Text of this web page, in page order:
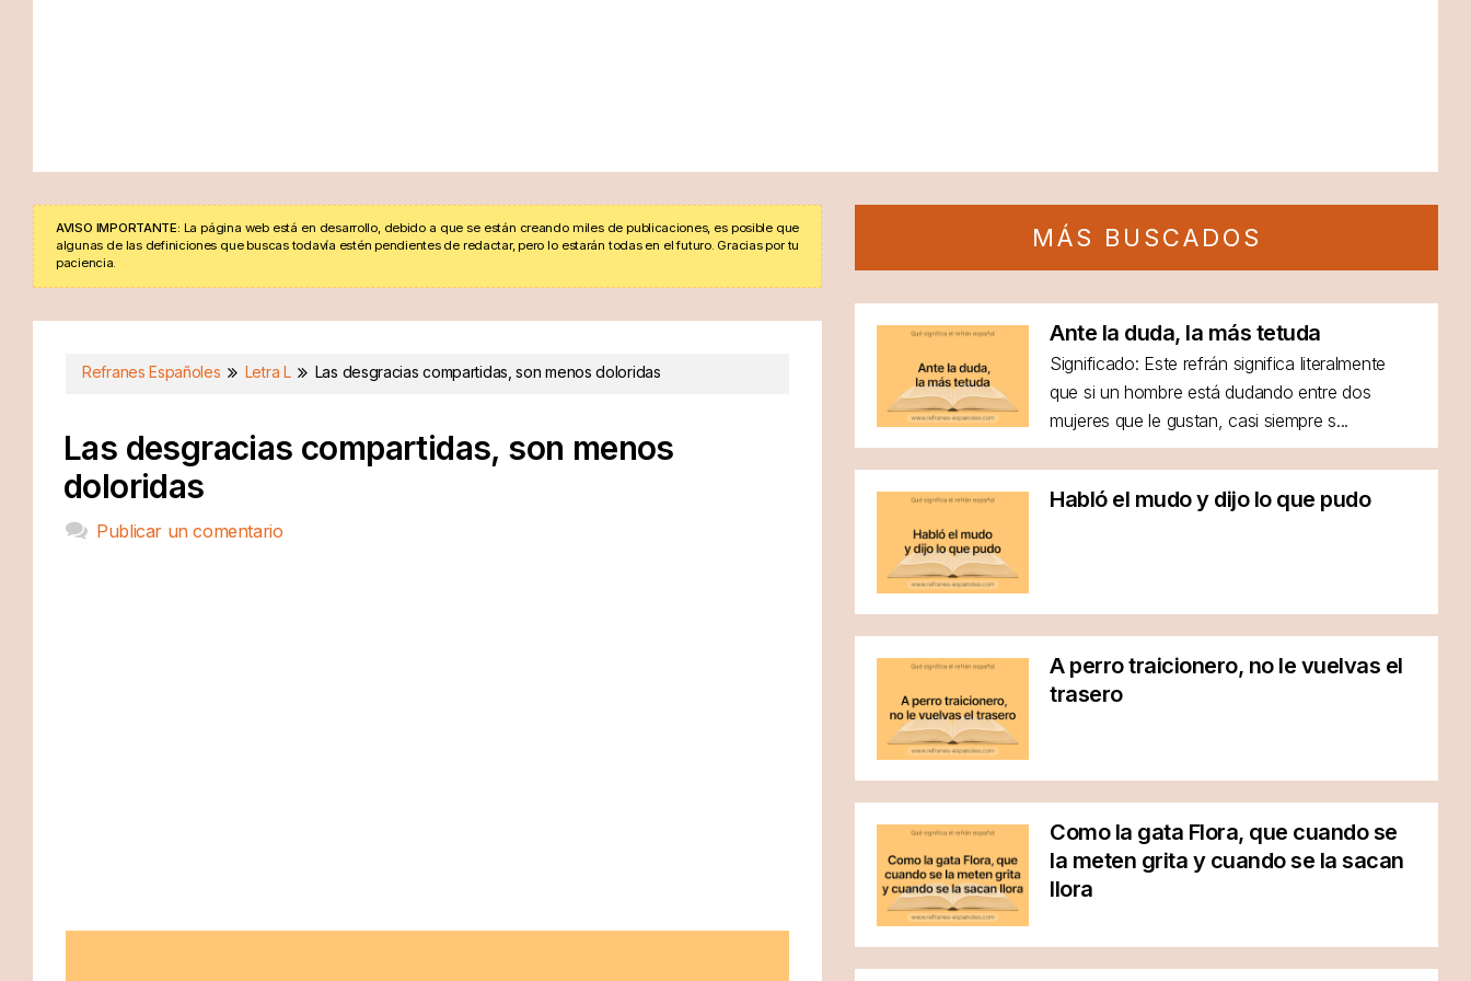
AVISO IMPORTANTE: La página web está en desarrollo, debido a que se están creando miles de publicaciones, es posible que
algunas de las definiciones que buscas todavía estén pendientes de redactar, pero lo estarán todas en el futuro. Gracias por tu
paciencia.
Refranes Españoles Letra L Las desgracias compartidas, son menos doloridas
Las desgracias compartidas, son menos
doloridas
Publicar un comentario
MÁS BUSCADOS
Ante la duda, la más tetuda
Significado: Este refrán significa literalmente
que si un hombre está dudando entre dos
mujeres que le gustan, casi siempre s...
Habló el mudo y dijo lo que pudo
A perro traicionero, no le vuelvas el
trasero
Como la gata Flora, que cuando se
la meten grita y cuando se la sacan
llora